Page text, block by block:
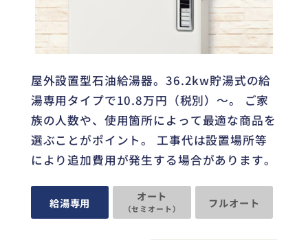
屋外設置型石油給湯器。36.2kw貯湯式の給
湯専用タイプで10.8万円（税別）～。 ご家
族の人数や、使用箇所によって最適な商品を
選ぶことがポイント。 工事代は設置場所等
により追加費用が発生する場合があります。
給湯専用 オート
（セミオート） フルオート